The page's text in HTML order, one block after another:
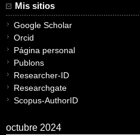
Mis sitios
Google Scholar
Orcid
Página personal
Publons
Researcher-ID
Researchgate
Scopus-AuthorID
octubre 2024